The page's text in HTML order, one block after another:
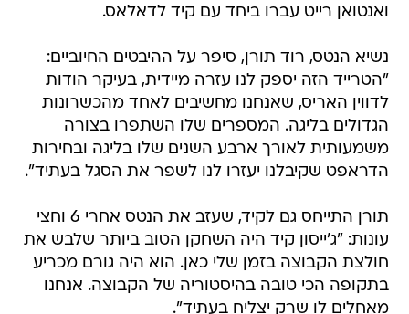
ואנטואן רייט עברו ביחד עם קיד לדאלאס.
נשיא הנטס, רוד תורן, סיפר על ההיבטים החיוביים:
"הטרייד הזה יספק לנו עזרה מיידית, בעיקר הודות
לדווין האריס, שאנחנו מחשיבים לאחד מהכשרונות
הגדולים בליגה. המספרים שלו השתפרו בצורה
משמעותית לאורך ארבע השנים שלו בליגה ובחירות
הדראפט שקיבלנו יעזרו לנו לשפר את הסגל בעתיד".
תורן התייחס גם לקיד, שעזב את הנטס אחרי 6 וחצי
עונות: "ג'ייסון קיד היה השחקן הטוב ביותר שלבש את
חולצת הקבוצה בזמן שלי כאן. הוא היה גורם מכריע
בתקופה הכי טובה בהיסטוריה של הקבוצה. אנחנו
מאחלים לו שרק יצליח בעתיד".